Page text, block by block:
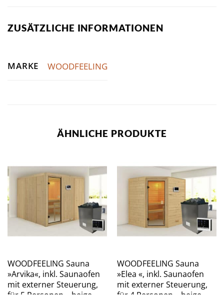
ZUSÄTZLICHE INFORMATIONEN
MARKE WOODFEELING
ÄHNLICHE PRODUKTE
WOODFEELING Sauna
»Arvika«, inkl. Saunaofen
mit externer Steuerung,
für 5 Personen – beige
WOODFEELING Sauna
»Elea «, inkl. Saunaofen
mit externer Steuerung,
für 4 Personen – beige